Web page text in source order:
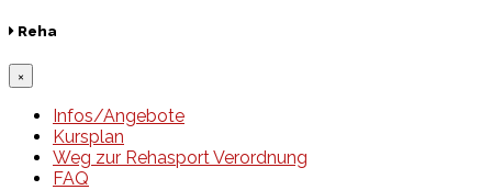
Reha
×
Infos/Angebote
Kursplan
Weg zur Rehasport Verordnung
FAQ